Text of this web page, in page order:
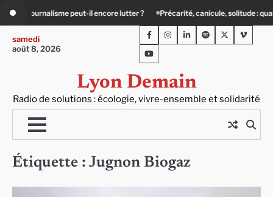
content
il encore lutter ? Précarité, canicule, solitude : quand le lien social
samedi
août 8, 2026
Lyon Demain
Radio de solutions : écologie, vivre-ensemble et solidarité
FacebookInstagram
LinkedInSpotifyTwitterViméo
Youtube
Étiquette : Jugnon Biogaz